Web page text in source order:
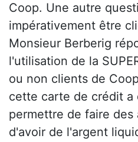
Coop. Une autre
impérativement être
Monsieur Berberig
l'utilisation de la
ou non clients de
cette carte de crédit a
permettre de faire des
d'avoir de l'argent